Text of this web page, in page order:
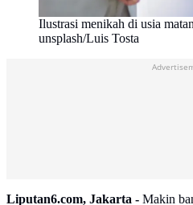
Ilustrasi menikah di usia
unsplash/Luis Tosta
Liputan6.com, Jakarta - Makin